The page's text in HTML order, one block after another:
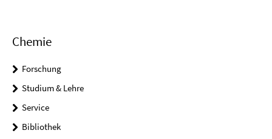
Chemie
Forschung
Studium & Lehre
Service
Bibliothek